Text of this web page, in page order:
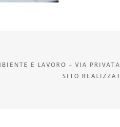
E LAVORO – VIA
SITO